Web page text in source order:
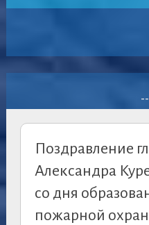
Поздравление
Александра
со дня
пожарной